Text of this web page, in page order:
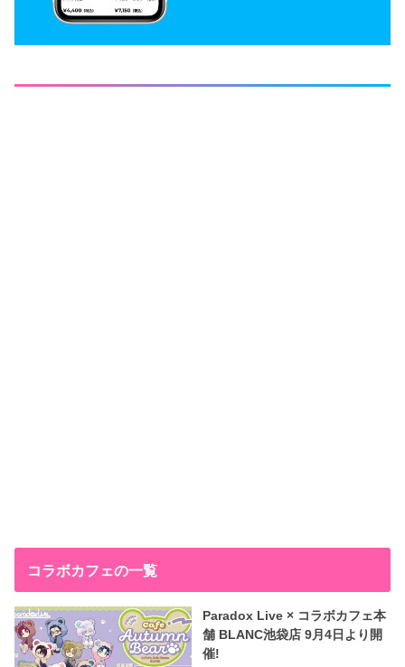
コラボカフェの一覧
Paradox Live × コラボカフェ本
舗 BLANC池袋店 9月4日より開
催!